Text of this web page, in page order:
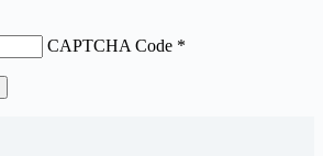
CAPTCHA Code *